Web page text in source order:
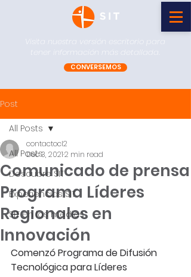
Visita nuestra versión escritorio para
tener información más detallada.
CONVERSEMOS
Post
All Posts
Descubre SIT
Experiencias SIT
SIT en los medios
All Posts
Comunicado de prensa
Programa Líderes
Regionales en
Innovación
contactocl2
Dec 3, 20212 min read
Comenzó Programa de Difusión
Tecnológica para Líderes